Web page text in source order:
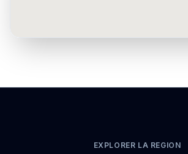
EXPLORER LA REGION